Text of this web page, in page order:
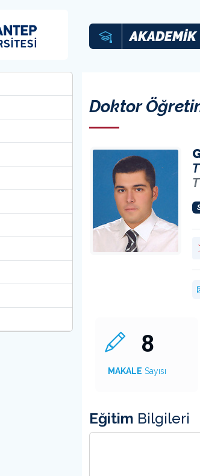
AKADEMİK
Doktor
8
MAKALE Sayısı
Eğitim Bilgileri